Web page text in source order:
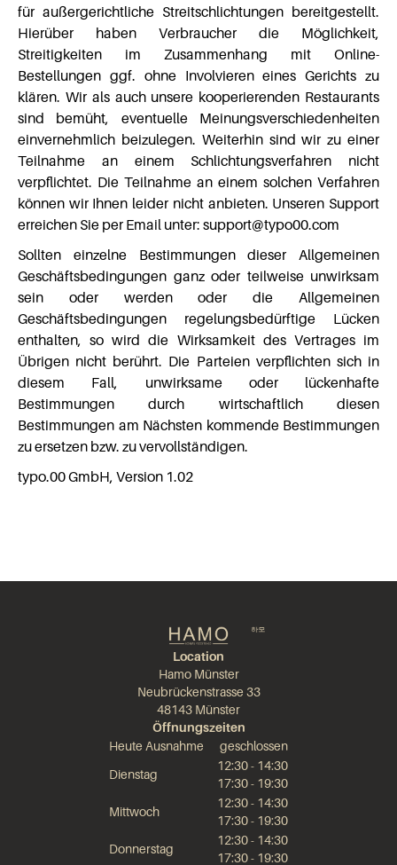
für außergerichtliche Streitschlichtungen bereitgestellt.
Hierüber haben Verbraucher die Möglichkeit,
Streitigkeiten im Zusammenhang mit Online-
Bestellungen ggf. ohne Involvieren eines Gerichts zu
klären. Wir als auch unsere kooperierenden Restaurants
sind bemüht, eventuelle Meinungsverschiedenheiten
einvernehmlich beizulegen. Weiterhin sind wir zu einer
Teilnahme an einem Schlichtungsverfahren nicht
verpflichtet. Die Teilnahme an einem solchen Verfahren
können wir Ihnen leider nicht anbieten. Unseren Support
erreichen Sie per Email unter: support@typo00.com
Sollten einzelne Bestimmungen dieser Allgemeinen
Geschäftsbedingungen ganz oder teilweise unwirksam
sein oder werden oder die Allgemeinen
Geschäftsbedingungen regelungsbedürftige Lücken
enthalten, so wird die Wirksamkeit des Vertrages im
Übrigen nicht berührt. Die Parteien verpflichten sich in
diesem Fall, unwirksame oder lückenhafte
Bestimmungen durch wirtschaftlich diesen
Bestimmungen am Nächsten kommende Bestimmungen
zu ersetzen bzw. zu vervollständigen.
typo.00 GmbH, Version 1.02
Location
Hamo Münster
Neubrückenstrasse 33
48143 Münster
Öffnungszeiten
Heute Ausnahme
geschlossen
Dienstag
12:30 - 14:30
17:30 - 19:30
Mittwoch
12:30 - 14:30
17:30 - 19:30
Donnerstag
12:30 - 14:30
17:30 - 19:30